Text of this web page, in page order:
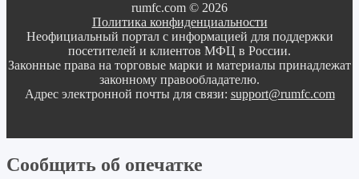
rumfc.com © 2026
Политика конфиденциальности
Неофициальный портал с информацией для поддержки
посетителей и клиентов МФЦ в России.
Законные права на торговые марки и материалы принадлежат
законному правообладателю.
Адрес электронной почты для связи: support@rumfc.com
Сообщить об опечатке